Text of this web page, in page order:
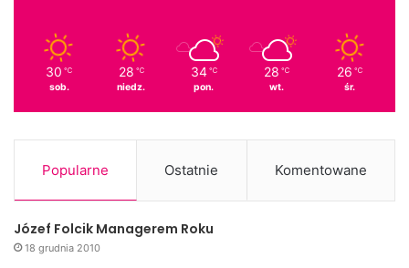
30 ℃
sob.
28 ℃
niedz.
34 ℃
pon.
28 ℃
wt.
26 ℃
śr.
Popularne Ostatnie Komentowane
Józef Folcik Managerem Roku
18 grudnia 2010